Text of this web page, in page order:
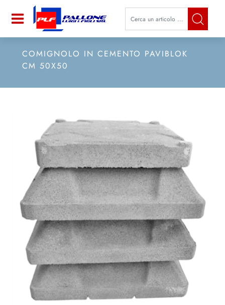
Open La modifica di un filtro
COMIGNOLO IN CEMENTO PAVIBLOK
CM 50X50